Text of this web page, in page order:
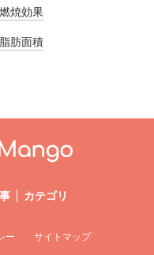
焼効果
肪面積
カテゴリ
ー サイトマップ